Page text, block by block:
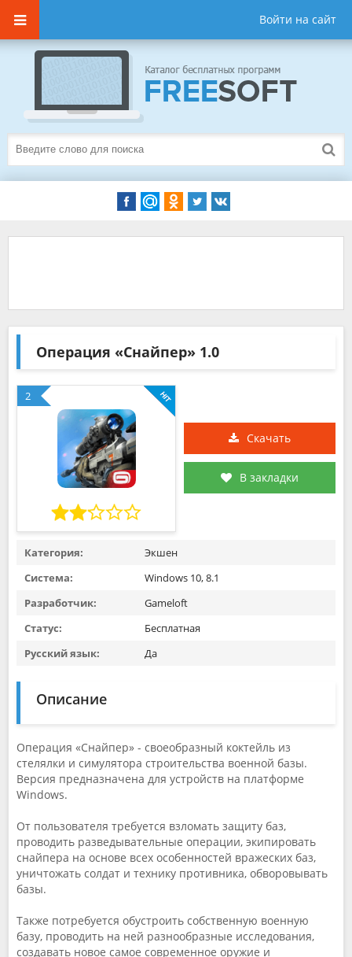
Войти на сайт
Операция «Снайпер» 1.0
2
Скачать
В закладки
Категория:
Экшен
Система:
Windows 10, 8.1
Разработчик:
Gameloft
Статус:
Бесплатная
Русский язык:
Да
Описание
Операция «Снайпер» - своеобразный коктейль из
стелялки и симулятора строительства военной базы.
Версия предназначена для устройств на платформе
Windows.
От пользователя требуется взломать защиту баз,
проводить разведывательные операции, экипировать
снайпера на основе всех особенностей вражеских баз,
уничтожать солдат и технику противника, обворовывать
базы.
Также потребуется обустроить собственную военную
базу, проводить на ней разнообразные исследования,
создавать новое самое современное оружие и